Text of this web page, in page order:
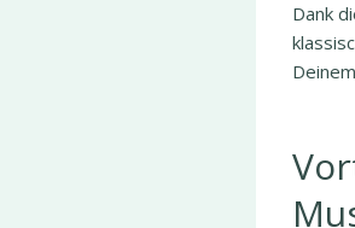
Dank